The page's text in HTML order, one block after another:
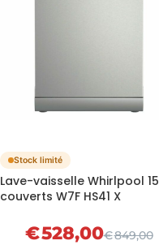
Stock limité
Lave-vaisselle Whirlpool 15
couverts W7F HS41 X
€849,00
€528,00